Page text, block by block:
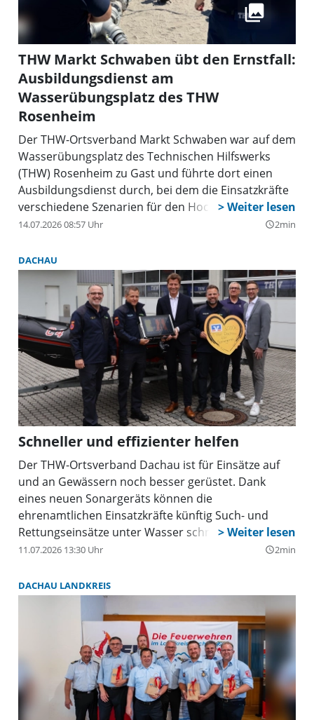
THW Markt Schwaben übt den Ernstfall:
Ausbildungsdienst am
Wasserübungsplatz des THW
Rosenheim
Der THW-Ortsverband Markt Schwaben war auf dem
Wasserübungsplatz des Technischen Hilfswerks
(THW) Rosenheim zu Gast und führte dort einen
Ausbildungsdienst durch, bei dem die Einsatzkräfte
verschiedene Szenarien für den Hochwasserfall
trainierten. Im Mittelpunkt standen der Umgang mit
Hochwasserbootes sowie die Errichtung eines
Notdamms mithilfe von Radlader und Bagger.
14.07.2026 08:57 Uhr query_builder2min
DACHAU
Schneller und effizienter helfen
Der THW-Ortsverband Dachau ist für Einsätze auf
und an Gewässern noch besser gerüstet. Dank
eines neuen Sonargeräts können die
ehrenamtlichen Einsatzkräfte künftig Such- und
Rettungseinsätze unter Wasser schneller und
effizienter durchführen.
11.07.2026 13:30 Uhr query_builder2min
DACHAU LANDKREIS